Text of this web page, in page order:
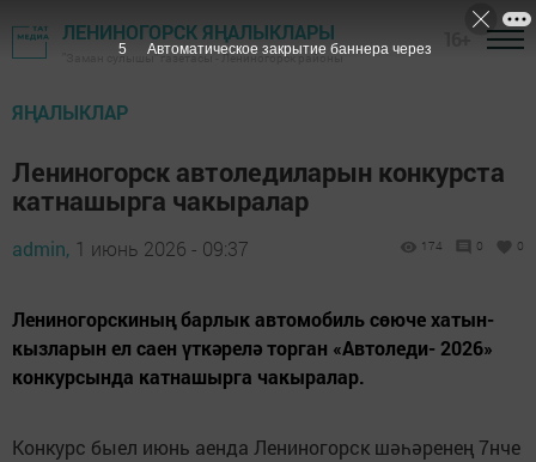
ЛЕНИНОГОРСК ЯҢАЛЫКЛАРЫ
"Заман сулышы" газетасы - Лениногорск районы
ЯҢАЛЫКЛАР
Лениногорск автоледиларын конкурста
катнашырга чакыралар
admin, 1 июнь 2026 - 09:37 174 0 0
Лениногорскиның барлык автомобиль сөюче хатын-
кызларын ел саен үткәрелә торган «Автоледи- 2026»
конкурсында катнашырга чакыралар.
Конкурс быел июнь аенда Лениногорск шәһәренең 7нче
3 Автоматическое закрытие баннера через